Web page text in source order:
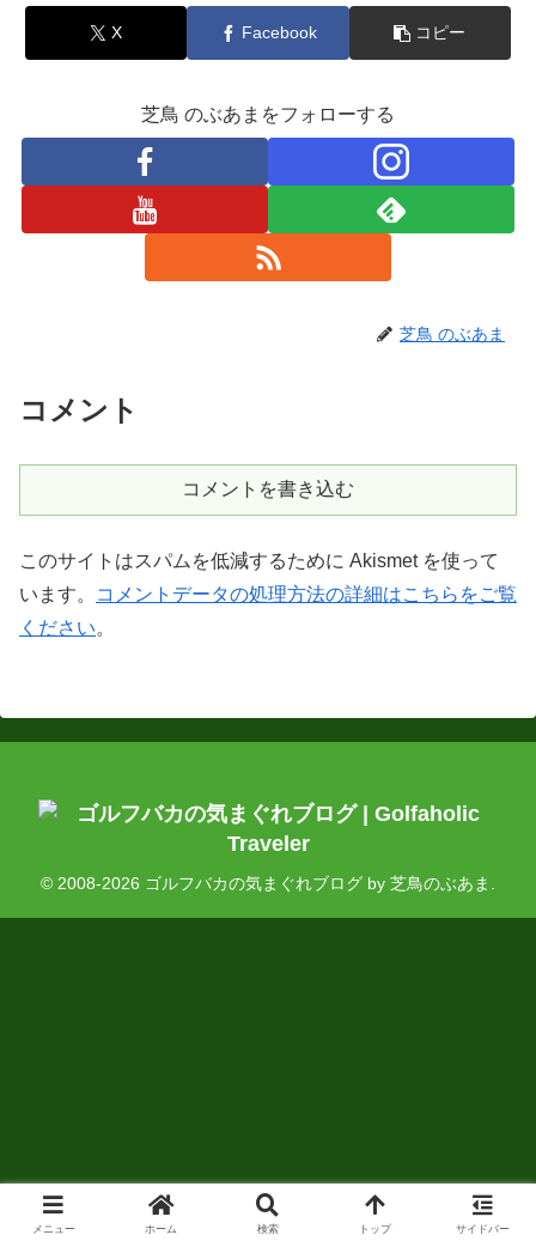
X Facebook コピー
芝鳥 のぶあまをフォローする
芝鳥 のぶあま
コメント
コメントを書き込む
このサイトはスパムを低減するために Akismet を使って
います。
コメントデータの処理方法の詳細はこちらをご覧
ください。
© 2008-2026 ゴルフバカの気まぐれブログ by 芝鳥のぶあま.
メニュー ホーム 検索 トップ サイドバー